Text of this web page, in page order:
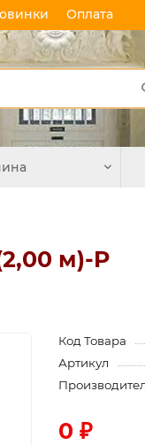
Оплата
м)-P
Код Товара
Артикул
0 ₽